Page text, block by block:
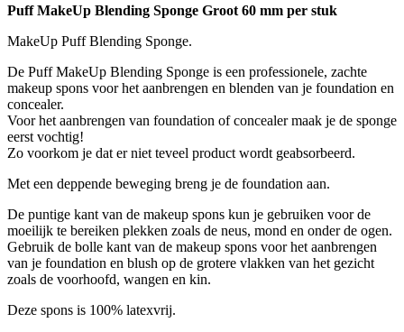
Puff MakeUp Blending Sponge Groot 60 mm per stuk
MakeUp Puff Blending Sponge.
De Puff MakeUp Blending Sponge is een professionele, zachte
makeup spons voor het aanbrengen en blenden van je foundation en
concealer.
Voor het aanbrengen van foundation of concealer maak je de sponge
eerst vochtig!
Zo voorkom je dat er niet teveel product wordt geabsorbeerd.
Met een deppende beweging breng je de foundation aan.
De puntige kant van de makeup spons kun je gebruiken voor de
moeilijk te bereiken plekken zoals de neus, mond en onder de ogen.
Gebruik de bolle kant van de makeup spons voor het aanbrengen
van je foundation en blush op de grotere vlakken van het gezicht
zoals de voorhoofd, wangen en kin.
Deze spons is 100% latexvrij.